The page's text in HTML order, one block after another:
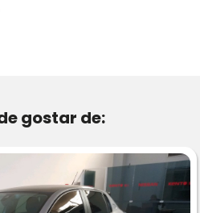
gostar de: